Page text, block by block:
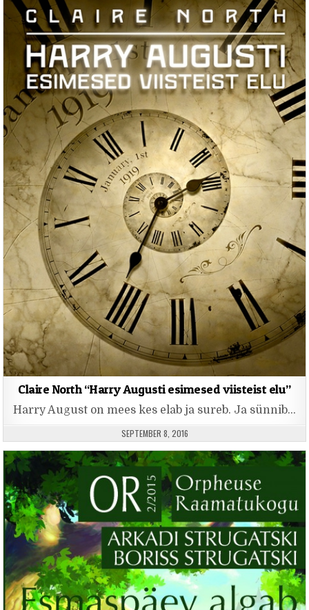
Claire North “Harry Augusti esimesed viisteist elu”
Harry August on mees kes elab ja sureb. Ja sünnib…
PUBLISHED DATE:
SEPTEMBER 8, 2016